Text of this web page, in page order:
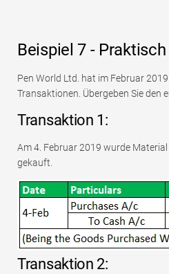
Beispiel 7 - Praktisch
Pen World Ltd. hat im Februar
Transaktionen. Übergeben Sie den
Transaktion 1:
Am 4. Februar 2019 wurde
gekauft.
Transaktion 2: